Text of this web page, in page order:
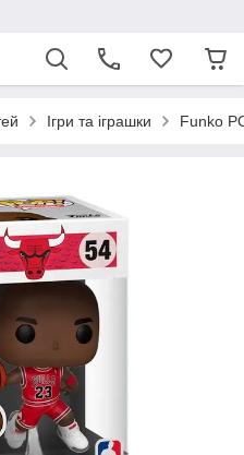
Ігри та іграшки Funko